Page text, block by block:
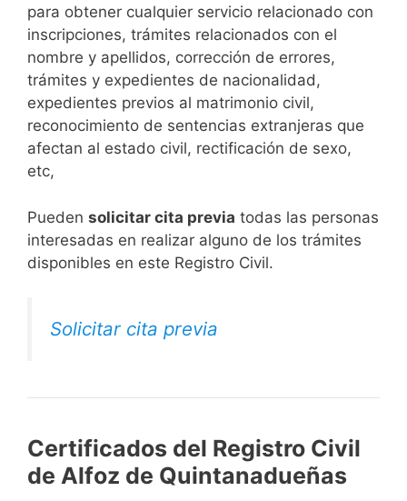
para obtener cualquier servicio relacionado con
inscripciones, trámites relacionados con el
nombre y apellidos, corrección de errores,
trámites y expedientes de nacionalidad,
expedientes previos al matrimonio civil,
reconocimiento de sentencias extranjeras que
afectan al estado civil, rectificación de sexo,
etc,
​Pueden solicitar cita previa todas las personas
interesadas en realizar alguno de los trámites
disponibles en este Registro Civil.​
Solicitar cita previa
Certificados del Registro Civil
de Alfoz de Quintanadueñas